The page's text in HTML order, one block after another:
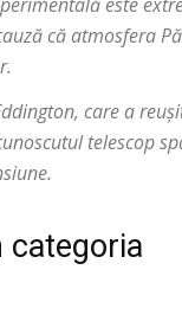
că atmosfera
care a
telescop
categoria